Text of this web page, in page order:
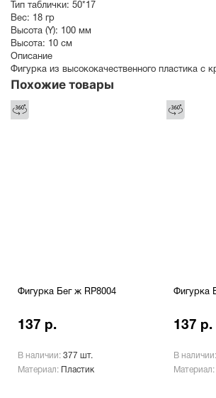
Тип таблички: 50*17
Вес: 18 гр
Высота (Y): 100 мм
Высота: 10 см
Описание
Фигурка из высококачественного пластика с
Похожие товары
Фигурка Бег ж RP8004
137 р.
В наличии: 377 шт.
Материал:
Пластик
Фигурка
137 р.
В наличии:
Материал: